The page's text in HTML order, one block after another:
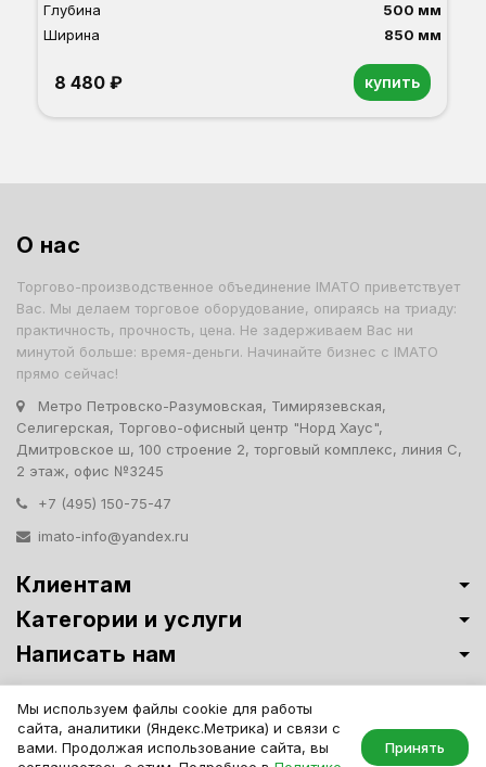
Глубина
500 мм
Ширина
850 мм
8 480 ₽ купить
О нас
Торгово-производственное объединение IMATO приветствует
Вас. Мы делаем торговое оборудование, опираясь на триаду:
практичность, прочность, цена. Не задерживаем Вас ни
минутой больше: время-деньги. Начинайте бизнес с IMATO
прямо сейчас!
Метро Петровско-Разумовская, Тимирязевская,
Селигерская, Торгово-офисный центр "Норд Хаус",
Дмитровское ш, 100 строение 2, торговый комплекс, линия С,
2 этаж, офис №3245
+7 (495) 150-75-47
imato-info@yandex.ru
Клиентам
Категории и услуги
Написать нам
Витрины премиум-класса ИМАТО
Политика обработки персональных
данных
IMATO. Интернет Магазин Торговой И Офисной Мебели. ООО "ИМАТО",
ИНН 7717506114 КПП 771701001, ОГРН 1047796163799
Мы используем файлы cookie для работы
сайта, аналитики (Яндекс.Метрика) и связи с
вами. Продолжая использование сайта, вы
Принять